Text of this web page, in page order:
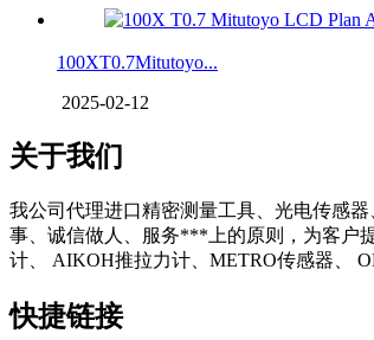
100XT0.7Mitutoyo...
2025-02-12
关于我们
我公司代理进口精密测量工具、光电传感
事、诚信做人、服务***上的原则，为客户
计、 AIKOH推拉力计、METRO传感器、
快捷链接